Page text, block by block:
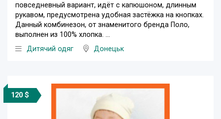
повседневный вариант, идёт с капюшоном, длинным
рукавом, предусмотрена удобная застёжка на кнопках.
Данный комбинезон, от знаменитого бренда Поло,
выполнен из 100% хлопка. ...
Дитячий одяг
Донецьк
120 $